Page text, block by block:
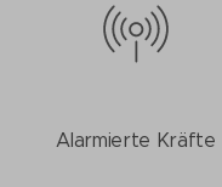
Alarmierte Kräfte